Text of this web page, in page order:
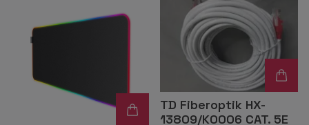
TD Fiberoptik HX-
13809/K0006 CAT. 5E